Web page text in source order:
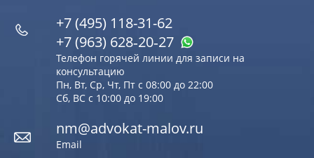
+7 (495) 118-31-62
+7 (963) 628‑20‑27
Телефон горячей линии для записи на
консультацию
Пн, Вт, Ср, Чт, Пт с 08:00 до 22:00
Сб, ВС с 10:00 до 19:00
nm@advokat-malov.ru
Email